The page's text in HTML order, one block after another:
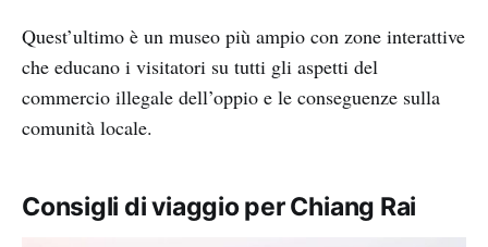
Quest’ultimo è un museo più ampio con zone interattive
che educano i visitatori su tutti gli aspetti del
commercio illegale dell’oppio e le conseguenze sulla
comunità locale.
Consigli di viaggio per Chiang Rai